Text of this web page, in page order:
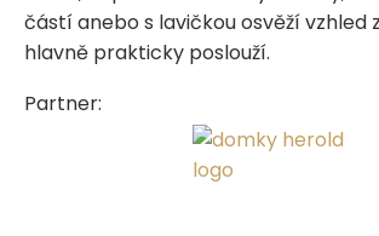
částí anebo s lavičkou osvěží vzhled
hlavně prakticky poslouží.
Partner: